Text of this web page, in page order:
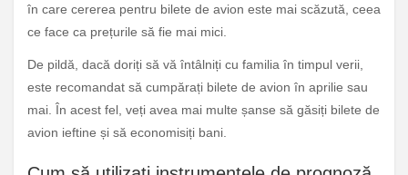
în care cererea pentru bilete de avion este mai scăzută, ceea
ce face ca prețurile să fie mai mici.
De pildă, dacă doriți să vă întâlniți cu familia în timpul verii,
este recomandat să cumpărați bilete de avion în aprilie sau
mai. În acest fel, veți avea mai multe șanse să găsiți bilete de
avion ieftine și să economisiți bani.